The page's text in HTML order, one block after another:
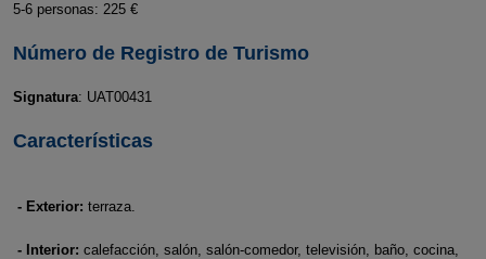
5-6 personas: 225 €
Número de Registro de Turismo
Signatura: UAT00431
Características
- Exterior: terraza.
- Interior: calefacción, salón, salón-comedor, televisión, baño, cocina,